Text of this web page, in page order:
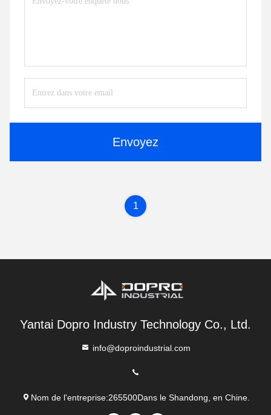
Envoyez
1
Yantai Dopro Industry Technology Co., Ltd.
info@doproindustrial.com
Nom de l'entreprise:265500Dans le Shandong, en Chine.